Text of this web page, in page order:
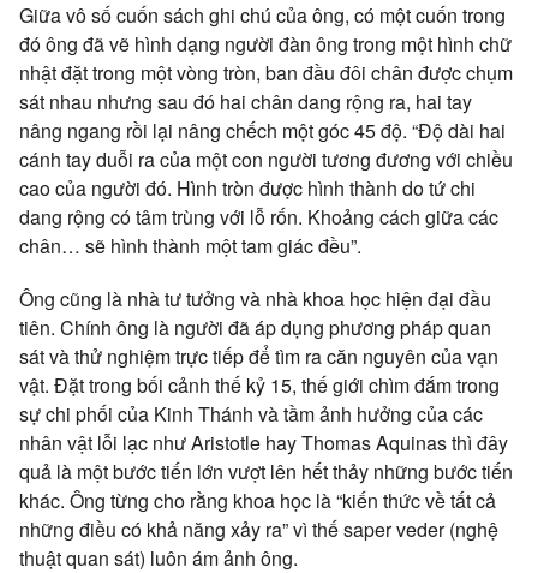
Giữa vô số cuốn sách ghi chú của ông, có một cuốn trong
đó ông đã vẽ hình dạng người đàn ông trong một hình chữ
nhật đặt trong một vòng tròn, ban đầu đôi chân được chụm
sát nhau nhưng sau đó hai chân dang rộng ra, hai tay
nâng ngang rồi lại nâng chếch một góc 45 độ. “Độ dài hai
cánh tay duỗi ra của một con người tương đương với chiều
cao của người đó. Hình tròn được hình thành do tứ chi
dang rộng có tâm trùng với lỗ rốn. Khoảng cách giữa các
chân… sẽ hình thành một tam giác đều”.
Ông cũng là nhà tư tưởng và nhà khoa học hiện đại đầu
tiên. Chính ông là người đã áp dụng phương pháp quan
sát và thử nghiệm trực tiếp để tìm ra căn nguyên của vạn
vật. Đặt trong bối cảnh thế kỷ 15, thế giới chìm đắm trong
sự chi phối của Kinh Thánh và tầm ảnh hưởng của các
nhân vật lỗi lạc như Aristotle hay Thomas Aquinas thì đây
quả là một bước tiến lớn vượt lên hết thảy những bước tiến
khác. Ông từng cho rằng khoa học là “kiến thức về tất cả
những điều có khả năng xảy ra” vì thế saper veder (nghệ
thuật quan sát) luôn ám ảnh ông.